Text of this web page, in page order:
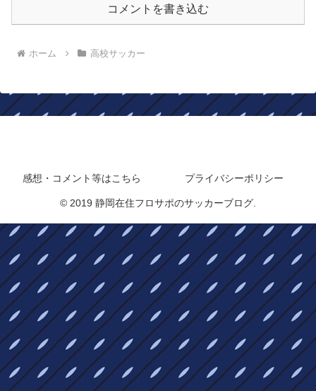
コメントを書き込む
ホーム 高校サッカー
感想・コメント等はこちら プライバシーポリシー
© 2019 静岡在住フロサポのサッカーブログ.